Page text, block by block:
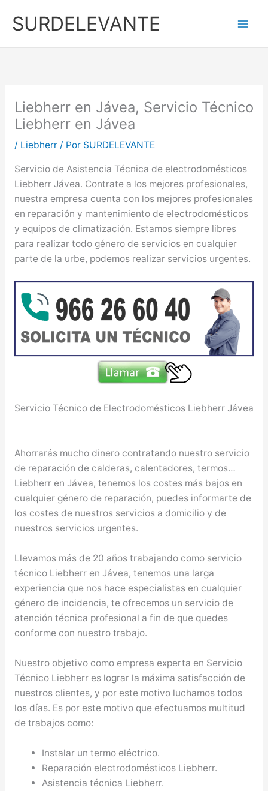
SURDELEVANTE
Liebherr en Jávea, Servicio Técnico
Liebherr en Jávea
/ Liebherr/ Por SURDELEVANTE
Servicio de Asistencia Técnica de electrodomésticos
Liebherr Jávea. Contrate a los mejores profesionales,
nuestra empresa cuenta con los mejores profesionales
en reparación y mantenimiento de electrodomésticos
y equipos de climatización. Estamos siempre libres
para realizar todo género de servicios en cualquier
parte de la urbe, podemos realizar servicios urgentes.
Servicio Técnico de Electrodomésticos Liebherr Jávea
Ahorrarás mucho dinero contratando nuestro servicio
de reparación de calderas, calentadores, termos…
Liebherr en Jávea, tenemos los costes más bajos en
cualquier género de reparación, puedes informarte de
los costes de nuestros servicios a domicilio y de
nuestros servicios urgentes.
Llevamos más de 20 años trabajando como servicio
técnico Liebherr en Jávea, tenemos una larga
experiencia que nos hace especialistas en cualquier
género de incidencia, te ofrecemos un servicio de
atención técnica profesional a fin de que quedes
conforme con nuestro trabajo.
Nuestro objetivo como empresa experta en Servicio
Técnico Liebherr es lograr la máxima satisfacción de
nuestros clientes, y por este motivo luchamos todos
los días. Es por este motivo que efectuamos multitud
de trabajos como:
Instalar un termo eléctrico.
Reparación electrodomésticos Liebherr.
Asistencia técnica Liebherr.